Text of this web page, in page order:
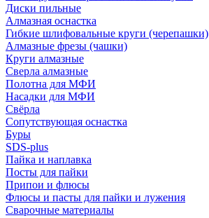
Диски пильные
Алмазная оснастка
Гибкие шлифовальные круги (черепашки)
Алмазные фрезы (чашки)
Круги алмазные
Сверла алмазные
Полотна для МФИ
Насадки для МФИ
Свёрла
Сопутствующая оснастка
Буры
SDS-plus
Пайка и наплавка
Посты для пайки
Припои и флюсы
Флюсы и пасты для пайки и лужения
Сварочные материалы